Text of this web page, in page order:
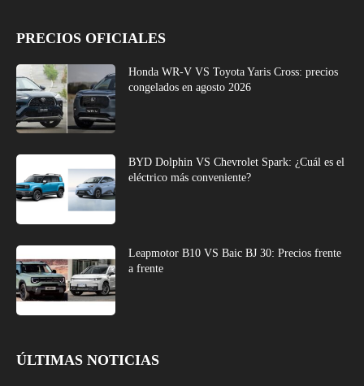
PRECIOS OFICIALES
Honda WR-V VS Toyota Yaris Cross: precios
congelados en agosto 2026
BYD Dolphin VS Chevrolet Spark: ¿Cuál es el
eléctrico más conveniente?
Leapmotor B10 VS Baic BJ 30: Precios frente
a frente
ÚLTIMAS NOTICIAS